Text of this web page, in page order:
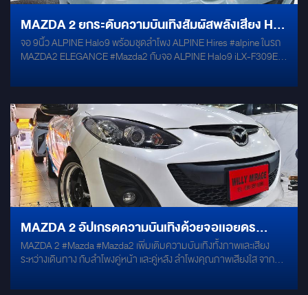
MAZDA 2 ยกระดับความบันเทิงสัมผัสพลังเสียง HI-
RES จาก ALPINE HALO9
จอ 9นิ้ว ALPINE Halo9 พร้อมชุดลำโพง ALPINE Hires #alpine ในรถ
MAZDA2 ELEGANCE #Mazda2 กับจอ ALPINE Halo9 iLX-F309E
65C / DM 65 ALPINE PWE-M770 DAMP MERCURY GOLD by
MAZDA 2 อัปเกรดความบันเทิงด้วยจอเเอยดร
อยด์เเละชุดรำโฑ.ฌฌฐฐ๗ํโฌ๖้ฒ
MAZDA 2 #Mazda #Mazda2 เพิ่มเติมความบันเทิงทั้งภาพและเสียง
ระหว่างเดินทาง กับลำโพงคู่หน้า และคู่หลัง ลำโพงคุณภาพเสียงใส จาก
HD SUBBOX ยอดนิยม! ที่ติดตั้งซ่อนใต้เบาะนั่ง ไม่เปลืองพื้นที่